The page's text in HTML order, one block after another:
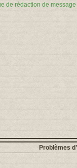
de rédaction de message
Problèmes